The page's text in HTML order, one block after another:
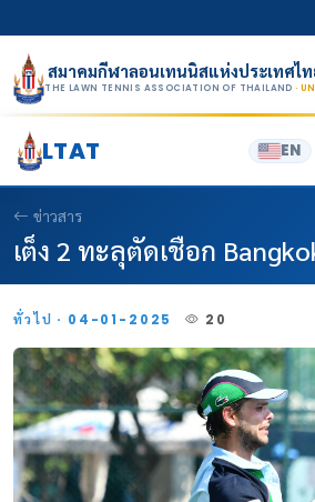
สมาคมกีฬาลอนเทนนิสแห่งประเทศไ
THE LAWN TENNIS ASSOCIATION OF THAILAND ·
LTAT EN
ข่าวสาร
เต็ง 2 ทะลุตัดเชือก
ทั่วไป · 04-01-2025 20